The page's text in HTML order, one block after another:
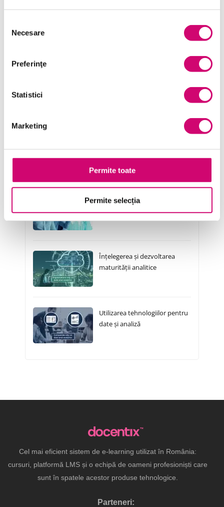
consimțământului
Necesare
Preferinţe
Statistici
Marketing
Permite toate
Permite selecția
Microsoft Office
Serviciul clienți
Cursuri Similare
Analiza datelor pentru
directorii executivi
Înțelegerea și dezvoltarea
maturității analitice
Utilizarea tehnologiilor pentru
date și analiză
Cel mai eficient sistem de e-learning utilizat în România:
cursuri, platformă LMS și o echipă de oameni profesioniști care
sunt în spatele acestor produse tehnologice.
Parteneri: